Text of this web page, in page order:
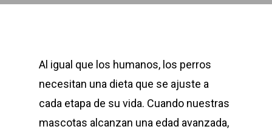
Al igual que los humanos, los perros
necesitan una dieta que se ajuste a
cada etapa de su vida. Cuando nuestras
mascotas alcanzan una edad avanzada,